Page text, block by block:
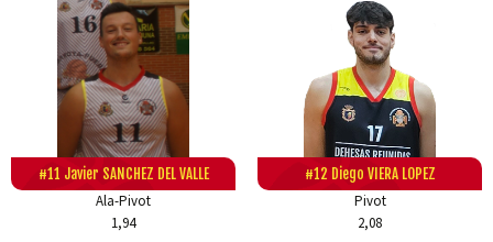
#11 Javier SANCHEZ DEL VALLE
Ala-Pivot
1,94
#12 Diego VIERA LOPEZ
Pivot
2,08